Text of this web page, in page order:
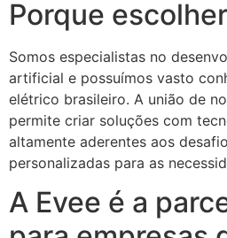
Porque
Somos especialistas no
artificial e possuímos vasto
elétrico brasileiro. A união de
permite criar soluções com
altamente aderentes aos
personalizadas para as
A Evee é a